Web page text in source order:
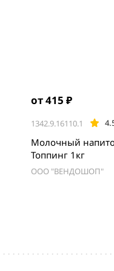
от 415 ₽
1342.9.16110.1
Молочный
Топпинг 1кг
ООО "ВЕНДОШОП"